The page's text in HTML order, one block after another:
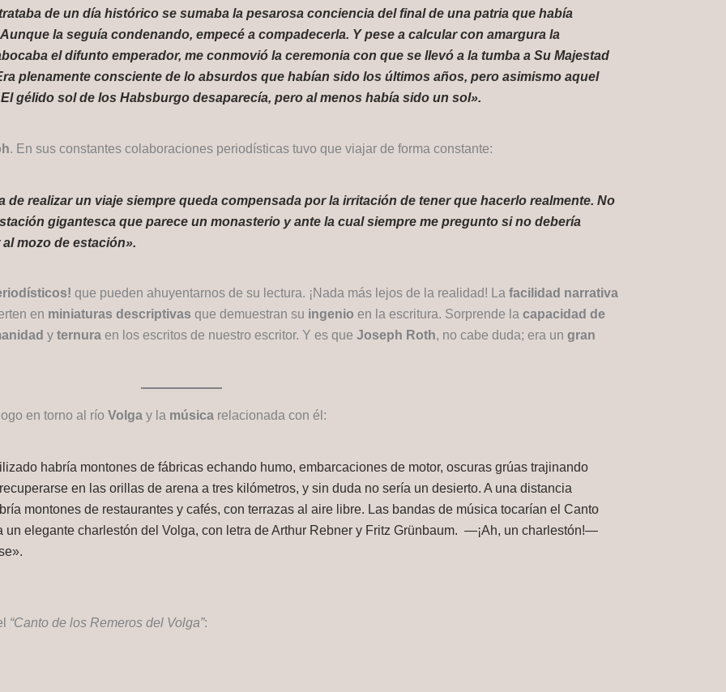
de un día histórico se sumaba la pesarosa conciencia del final de una patria que había
la seguía condenando, empecé a compadecerla. Y pese a calcular con amargura la
el difunto emperador, me conmovió la ceremonia con que se llevó a la tumba a Su Majestad
plenamente consciente de lo absurdos que habían sido los últimos años, pero asimismo aquel
gélido sol de los Habsburgo desaparecía, pero al menos había sido un sol».
. En sus constantes colaboraciones periodísticas tuvo que viajar de forma constante:
de realizar un viaje siempre queda compensada por la irritación de tener que hacerlo realmente. No
gigantesca que parece un monasterio y ante la cual siempre me pregunto si no debería
mozo de estación».
que pueden ahuyentarnos de su lectura. ¡Nada más lejos de la realidad! La facilidad narrativa
en miniaturas descriptivas que demuestran su ingenio en la escritura. Sorprende la capacidad de
y ternura en los escritos de nuestro escritor. Y es que Joseph Roth, no cabe duda; era un gran
en torno al río Volga y la música relacionada con él:
habría montones de fábricas echando humo, embarcaciones de motor, oscuras grúas trajinando
en las orillas de arena a tres kilómetros, y sin duda no sería un desierto. A una distancia
montones de restaurantes y cafés, con terrazas al aire libre. Las bandas de música tocarían el Canto
un elegante charlestón del Volga, con letra de Arthur Rebner y Fritz Grünbaum. —¡Ah, un charlestón!—
“Canto de los Remeros del Volga”: